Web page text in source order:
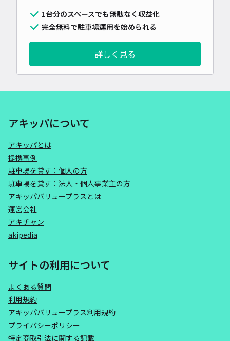
1台分のスペースでも無駄なく収益化
完全無料で駐車場運用を始められる
詳しく見る
アキッパについて
アキッパとは
提携事例
駐車場を貸す：個人の方
駐車場を貸す：法人・個人事業主の方
アキッパバリュープラスとは
運営会社
アキチャン
akipedia
サイトの利用について
よくある質問
利用規約
アキッパバリュープラス利用規約
プライバシーポリシー
特定商取引法に関する記載